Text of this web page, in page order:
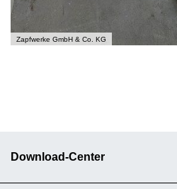
Zapfwerke GmbH & Co. KG
Download-Center